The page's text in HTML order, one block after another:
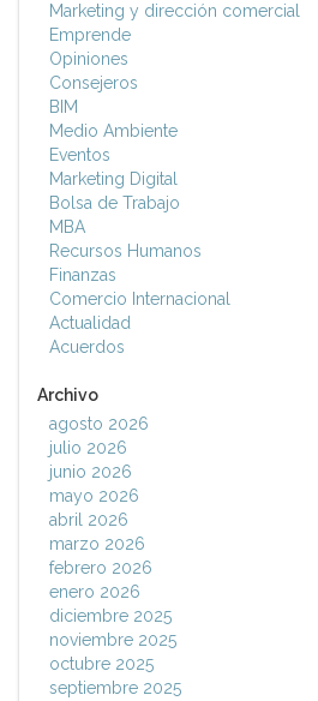
Marketing y dirección comercial
Emprende
Opiniones
Consejeros
BIM
Medio Ambiente
Eventos
Marketing Digital
Bolsa de Trabajo
MBA
Recursos Humanos
Finanzas
Comercio Internacional
Actualidad
Acuerdos
Archivo
agosto 2026
julio 2026
junio 2026
mayo 2026
abril 2026
marzo 2026
febrero 2026
enero 2026
diciembre 2025
noviembre 2025
octubre 2025
septiembre 2025